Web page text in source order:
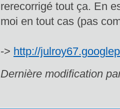
rerecorrigé tout ça. En
moi en tout cas (pas
-> http://
Dernière modification